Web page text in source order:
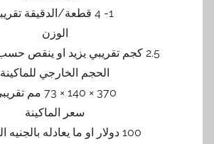
1- 4 قطعة/الدقيقة تقريبا
الوزن
2.5 كجم تقريبي يزيد او ينقص حسب التحديثات
الحجم الخارجي للماكينة
370 × 140 × 73 مم تقريبي
سعر الماكينة
100 دولار او ما يعادله بالجنيه المصرى